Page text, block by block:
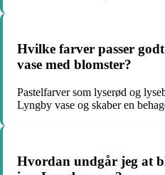
Hvilke farver passer
vase med blomster?
Pastelfarver som lyserød og
Lyngby vase og skaber en
Hvordan undgår jeg at